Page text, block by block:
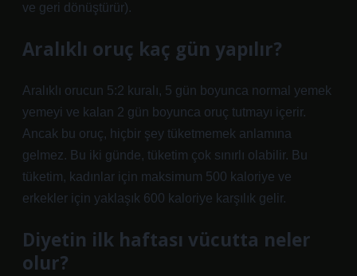
ve geri dönüştürür).
Aralıklı oruç kaç gün yapılır?
Aralıklı orucun 5:2 kuralı, 5 gün boyunca normal yemek
yemeyi ve kalan 2 gün boyunca oruç tutmayı içerir.
Ancak bu oruç, hiçbir şey tüketmemek anlamına
gelmez. Bu iki günde, tüketim çok sınırlı olabilir. Bu
tüketim, kadınlar için maksimum 500 kaloriye ve
erkekler için yaklaşık 600 kaloriye karşılık gelir.
Diyetin ilk haftası vücutta neler
olur?